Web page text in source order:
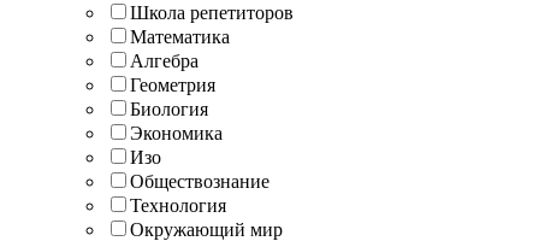
Школа репетиторов
Математика
Алгебра
Геометрия
Биология
Экономика
Изо
Обществознание
Технология
Окружающий мир